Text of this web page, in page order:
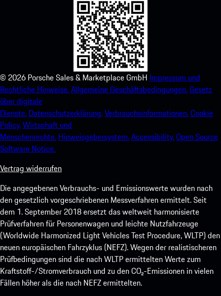
© 2026 Porsche Sales & Marketplace GmbH Impressum und
Rechtliche Hinweise.Allgemeine Geschäftsbedingungen.Gesetz
über digitale
Dienste. Datenschutzerklärung.Verbrauchsinformationen.Cookie
Policy.Wirtschaft und
Menschenrechte. Hinweisgebersystem.Accessibility.Open Source
Software Notice.
Vertrag widerrufen
Die angegebenen Verbrauchs- und Emissionswerte wurden nach
den gesetzlich vorgeschriebenen Messverfahren ermittelt. Seit
dem 1. September 2018 ersetzt das weltweit harmonisierte
Prüfverfahren für Personenwagen und leichte Nutzfahrzeuge
(Worldwide Harmonized Light Vehicles Test Procedure, WLTP) den
neuen europäischen Fahrzyklus (NEFZ). Wegen der realistischeren
Prüfbedingungen sind die nach WLTP ermittelten Werte zum
Kraftstoff-/Stromverbrauch und zu den CO₂-Emissionen in vielen
Fällen höher als die nach NEFZ ermittelten.